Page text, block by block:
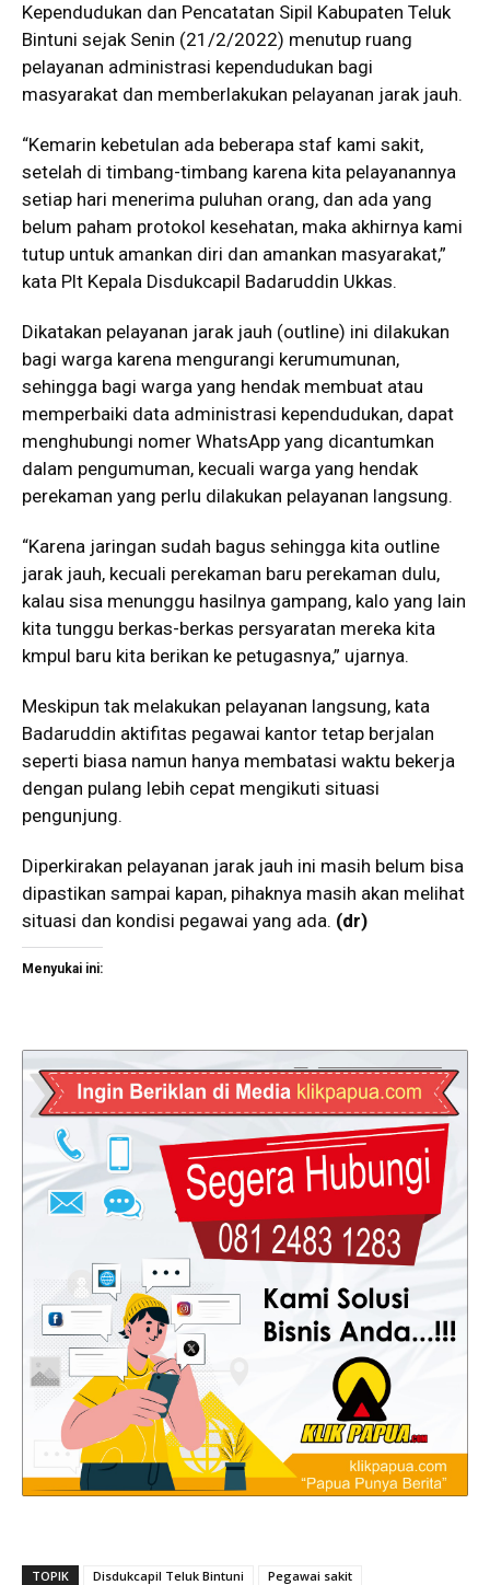
Kependudukan dan Pencatatan Sipil Kabupaten Teluk
Bintuni sejak Senin (21/2/2022) menutup ruang
pelayanan administrasi kependudukan bagi
masyarakat dan memberlakukan pelayanan jarak jauh.
“Kemarin kebetulan ada beberapa staf kami sakit,
setelah di timbang-timbang karena kita pelayanannya
setiap hari menerima puluhan orang, dan ada yang
belum paham protokol kesehatan, maka akhirnya kami
tutup untuk amankan diri dan amankan masyarakat,”
kata Plt Kepala Disdukcapil Badaruddin Ukkas.
Dikatakan pelayanan jarak jauh (outline) ini dilakukan
bagi warga karena mengurangi kerumumunan,
sehingga bagi warga yang hendak membuat atau
memperbaiki data administrasi kependudukan, dapat
menghubungi nomer WhatsApp yang dicantumkan
dalam pengumuman, kecuali warga yang hendak
perekaman yang perlu dilakukan pelayanan langsung.
“Karena jaringan sudah bagus sehingga kita outline
jarak jauh, kecuali perekaman baru perekaman dulu,
kalau sisa menunggu hasilnya gampang, kalo yang lain
kita tunggu berkas-berkas persyaratan mereka kita
kmpul baru kita berikan ke petugasnya,” ujarnya.
Meskipun tak melakukan pelayanan langsung, kata
Badaruddin aktifitas pegawai kantor tetap berjalan
seperti biasa namun hanya membatasi waktu bekerja
dengan pulang lebih cepat mengikuti situasi
pengunjung.
Diperkirakan pelayanan jarak jauh ini masih belum bisa
dipastikan sampai kapan, pihaknya masih akan melihat
situasi dan kondisi pegawai yang ada. (dr)
Menyukai ini:
TOPIK Disdukcapil Teluk Bintuni
Pegawai sakit